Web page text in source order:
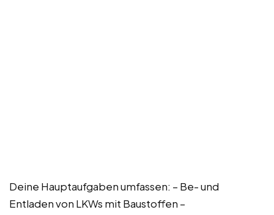
Deine Hauptaufgaben umfassen: – Be- und
Entladen von LKWs mit Baustoffen –